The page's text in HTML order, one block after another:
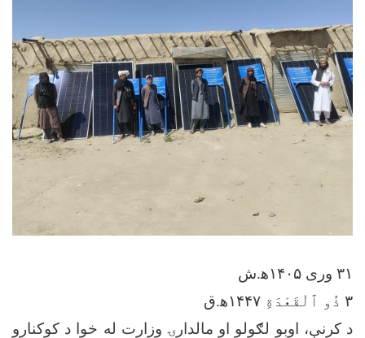
۳۱ وری ۱۴۰۵ه‍.ش
۳ ذُو ٱلْقَعْدَةِ ۱۴۴۷ه‍.ق
د کرنې، اوبو لګولو او مالدارۍ وزارت له خوا د کوکنارو